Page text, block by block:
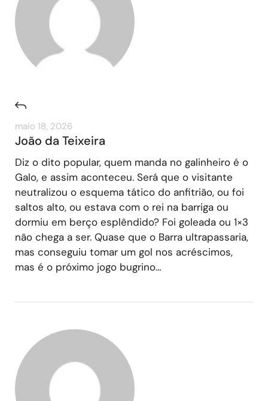
maio 18, 2026
João da Teixeira
Diz o dito popular, quem manda no galinheiro é o
Galo, e assim aconteceu. Será que o visitante
neutralizou o esquema tático do anfitrião, ou foi
saltos alto, ou estava com o rei na barriga ou
dormiu em berço esplêndido? Foi goleada ou 1×3
não chega a ser. Quase que o Barra ultrapassaria,
mas conseguiu tomar um gol nos acréscimos,
mas é o próximo jogo bugrino…